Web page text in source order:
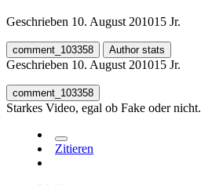
Geschrieben 10. August 201015 Jr.
comment_103358 Author stats
Geschrieben 10. August 201015 Jr.
comment_103358
Starkes Video, egal ob Fake oder nicht.
Zitieren